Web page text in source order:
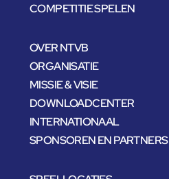
COMPETITIE SPELEN
OVER NTVB
ORGANISATIE
MISSIE & VISIE
DOWNLOADCENTER
INTERNATIONAAL
SPONSOREN EN PARTNERS